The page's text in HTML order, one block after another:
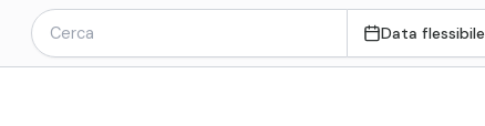
Data flessibile